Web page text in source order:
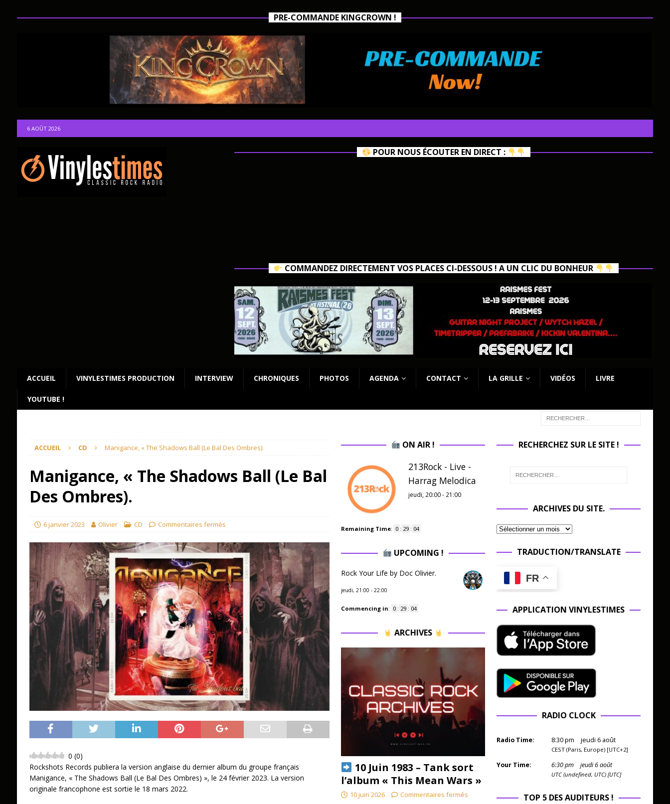
PRE-COMMANDE KINGCROWN !
6 AOÛT 2026
POUR NOUS ÉCOUTER EN DIRECT :
COMMANDEZ DIRECTEMENT VOS PLACES CI-DESSOUS ! A UN CLIC DU BONHEUR
ACCUEIL VINYLESTIMES PRODUCTION INTERVIEW CHRONIQUES PHOTOS AGENDA CONTACT LA GRILLE VIDÉOS LIVRE
YOUTUBE !
ACCUEIL CD Manigance, « The Shadows Ball (Le Bal Des Ombres).
Manigance, « The Shadows Ball (Le Bal
Des Ombres).
6 janvier 2023 Olivier CD Commentaires fermés
0 (0)
Rockshots Records publiera la version anglaise du dernier album du groupe français
Manigance, « The Shadows Ball (Le Bal Des Ombres) », le 24 février 2023. La version
originale francophone est sortie le 18 mars 2022.
ON AIR !
213Rock - Live -
Harrag Melodica
jeudi, 20:00 - 21:00
Remaining Time: 0 : 29 : 03
UPCOMING !
Rock Your Life by Doc Olivier.
jeudi, 21:00 - 22:00
Commencing in: 0 : 29 : 03
ARCHIVES
10 Juin 1983 – Tank sort
l’album « This Mean Wars »
10 juin 2026 Commentaires fermés
RECHERCHEZ SUR LE SITE !
ARCHIVES DU SITE.
TRADUCTION/TRANSLATE
FR
APPLICATION VINYLESTIMES
RADIO CLOCK
Radio Time: 8:30pm jeudi 6 août
CEST (Paris, Europe) [UTC+2]
Your Time: 6:30pm jeudi 6 août
UTC (undefined, UTC) [UTC]
TOP 5 DES AUDITEURS !